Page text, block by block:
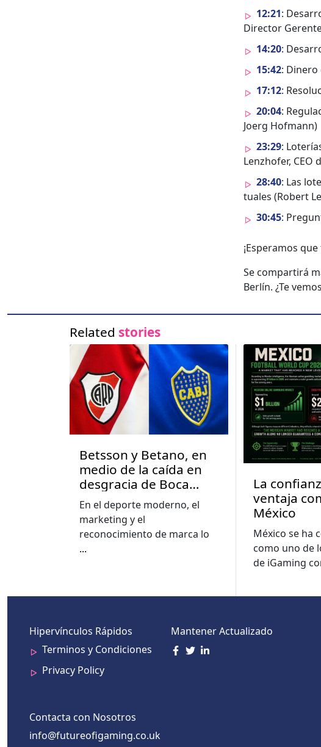
12:21:
Direc­tor
14:20:
15:42:
17:12:
20:04:
Joerg Hof­mann)
23:29:
Lenzhofer, CEO
28:40: Las
tuales (Robert
30:45:
¡Esper­amos
Se com­par­tirá
Berlín. ¿Te
Related stories
Betsson y Betano, en
medio de la caída en
desgracia de Boca
Juniors y River Plate en
Argentina
En el deporte moderno, el
marketing y el
reconocimiento de marca lo
...
La
ventaja
México
México se ha
como uno de
de iGaming
Hipervínculos Rápidos
Terminos y Condiciones
Privacy Policy
Mantener Actualizado
Contacta con Nosotros
info@futureofigaming.co.uk